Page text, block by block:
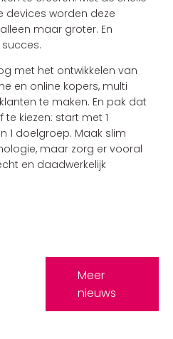
devices worden deze
maar groter. En
met het ontwikkelen van
en online kopers, multi
te maken. En pak dat
kiezen: start met 1
1 doelgroep. Maak slim
maar zorg er vooral
en daadwerkelijk
Meer
nieuws